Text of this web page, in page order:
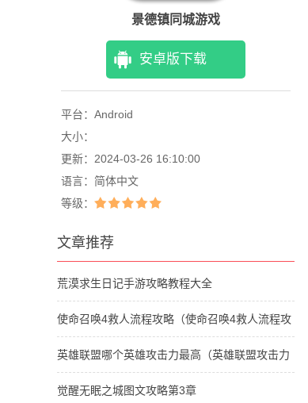
景德镇同城游戏
安卓版下载
平台： Android
大小：
更新： 2024-03-26 16:10:00
语言： 简体中文
等级：
文章推荐
荒漠求生日记手游攻略教程大全
使命召唤4救人流程攻略（使命召唤4救人流程攻
略视频）
英雄联盟哪个英雄攻击力最高（英雄联盟攻击力
最强的英雄）
觉醒无眠之城图文攻略第3章